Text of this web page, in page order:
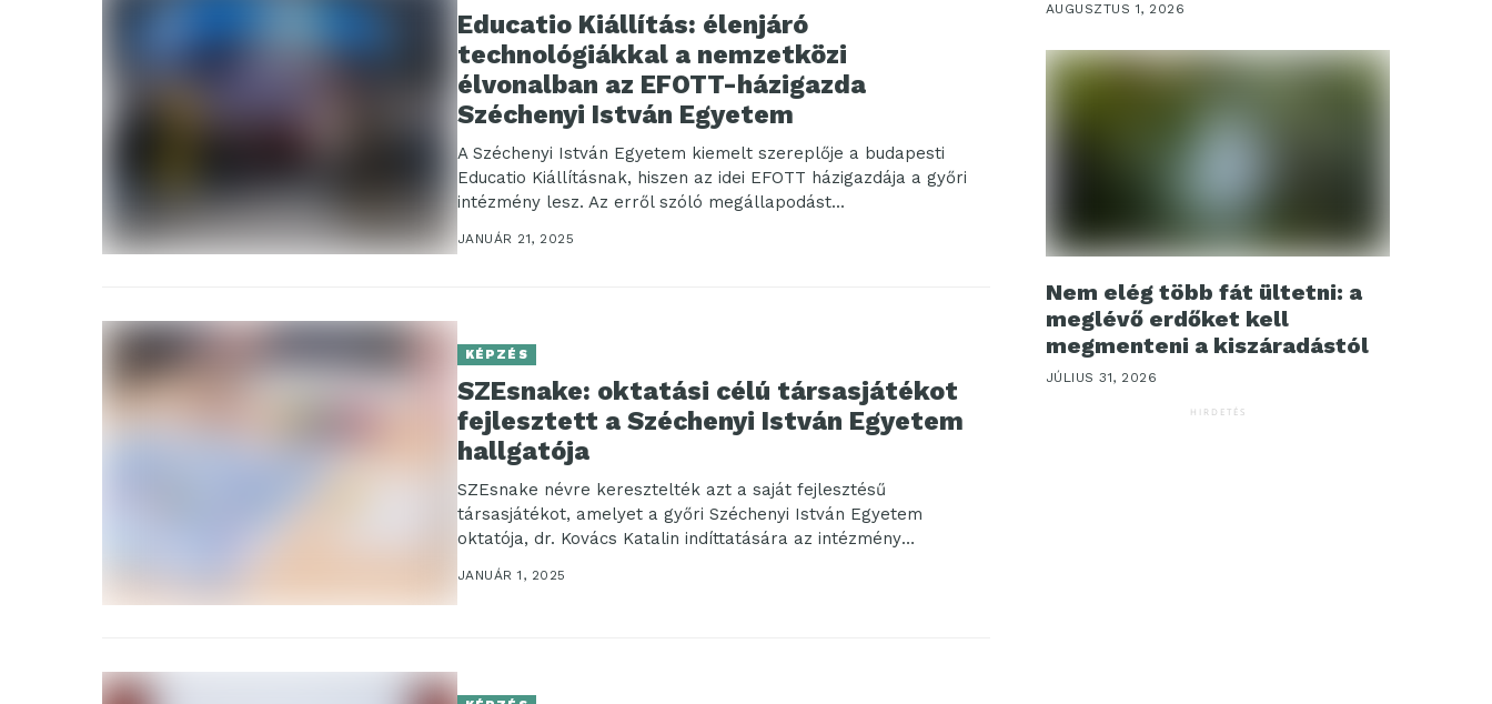
Educatio Kiállítás: élenjáró
technológiákkal a nemzetközi
élvonalban az EFOTT-házigazda
Széchenyi István Egyetem
A Széchenyi István Egyetem kiemelt szereplője a budapesti
Educatio Kiállításnak, hiszen az idei EFOTT házigazdája a győri
intézmény lesz. Az erről szóló megállapodást...
JANUÁR 21, 2025
KÉPZÉS
SZEsnake: oktatási célú társasjátékot
fejlesztett a Széchenyi István Egyetem
hallgatója
SZEsnake névre keresztelték azt a saját fejlesztésű
társasjátékot, amelyet a győri Széchenyi István Egyetem
oktatója, dr. Kovács Katalin indíttatására az intézmény
JANUÁR 1, 2025
AUGUSZTUS 1, 2026
Nem elég több fát ültetni: a
meglévő erdőket kell
megmenteni a kiszáradástól
JÚLIUS 31, 2026
HIRDETÉS